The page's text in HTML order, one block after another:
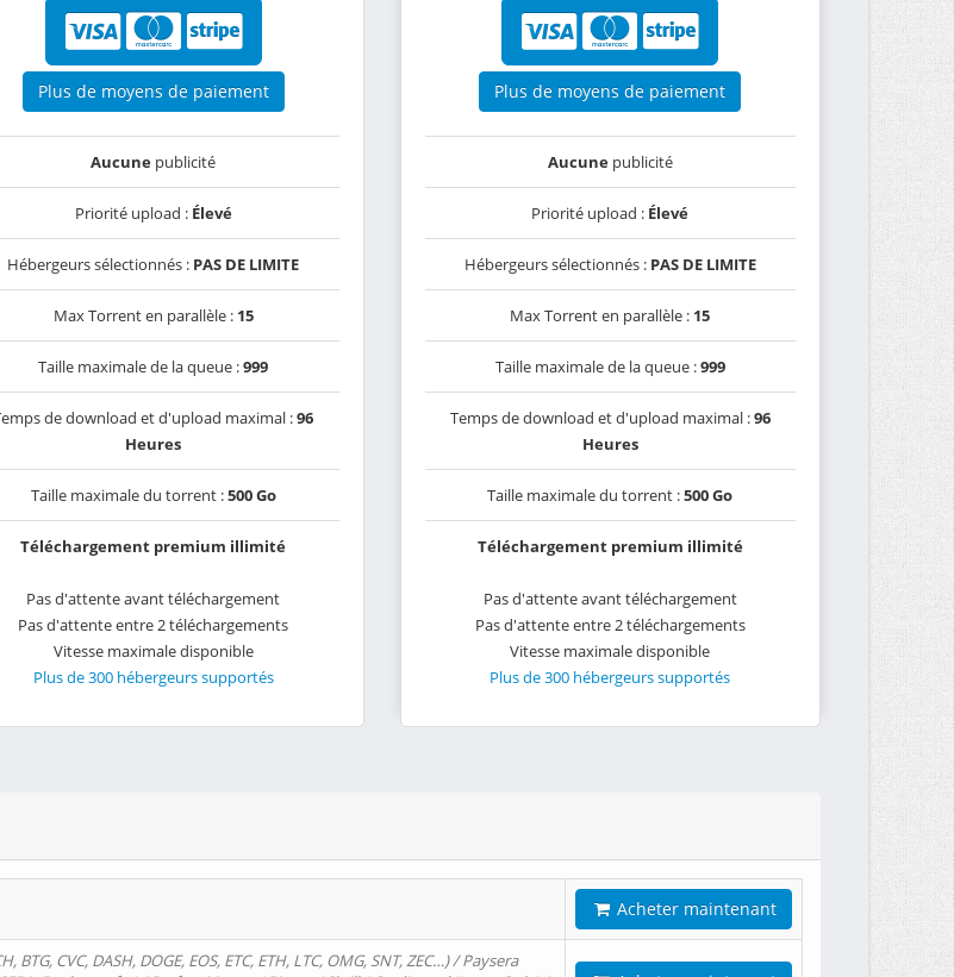
Plus de moyens de paiement
Aucune publicité
Priorité upload : Élevé
Hébergeurs sélectionnés : PAS DE LIMITE
Max Torrent en parallèle : 15
Taille maximale de la queue :999
de download et d'upload maximal :96
Heures
Taille maximale du torrent :500 Go
Téléchargement premium illimité
Pas d'attente avant téléchargement
Pas d'attente entre 2 téléchargements
Vitesse maximale disponible
Plus de 300 hébergeurs supportés
Plus de moyens de paiement
Aucunepublicité
Priorité upload : Élevé
Hébergeurs sélectionnés : PAS DE LIMITE
Max Torrent en parallèle : 15
Taille maximale de la queue :999
Temps de download et d'upload maximal :96
Heures
Taille maximale du torrent :500 Go
Téléchargement premium illimité
Pas d'attente avant téléchargement
Pas d'attente entre 2 téléchargements
Vitesse maximale disponible
Plus de 300 hébergeurs supportés
Acheter maintenant
CVC, DASH, DOGE, EOS, ETC, ETH, LTC, OMG, SNT, ZEC…) / Paysera